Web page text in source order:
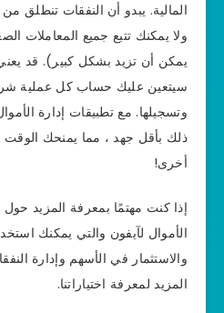
المالية. يبدو أن النفقات تنطلق
ولا يمكنك تتبع جميع المعاملات
يمكن أن تزيد بشكل كبير). قد يعني
سيتعين عليك حساب كل عملية
وتسجيلها. مع تطبيقات إدارة
ذلك بأقل جهد ، مما يمنحك الوقت
أخرى!
إذا كنت مهتمًا بمعرفة المزيد
الأموال لآيفون والتي يمكنك
والاستثمار في الأسهم وإدارة
المزيد لمعرفة اختياراتنا.